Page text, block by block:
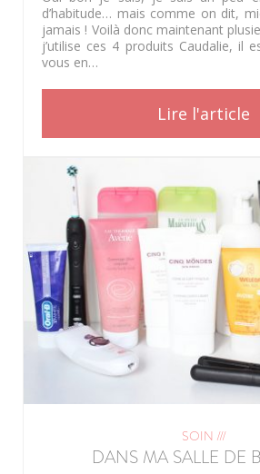
d’habitude… mais comme on dit,
jamais ! Voilà donc maintenant
j’utilise ces 4 produits Caudalie, il
vous en…
Lire l'article
SOIN ///
DANS MA SALLE DE